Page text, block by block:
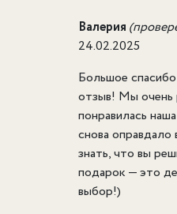
Валерия
24.02.2025
Большое
отзыв! Мы очень
понравилась
снова
знать, что вы
подарок — это
выбор!)